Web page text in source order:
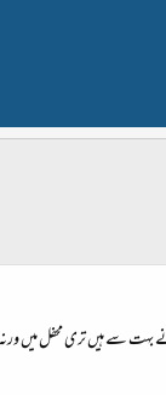
سے ہیں تری محفل میں